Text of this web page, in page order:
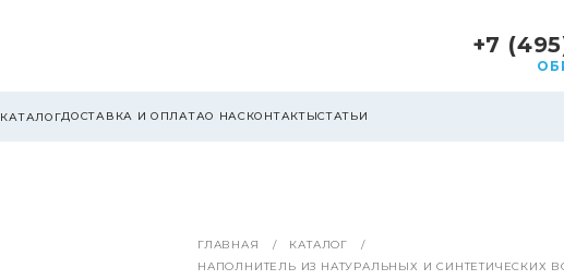
+7
КАТАЛОГДОСТАВКА И ОПЛАТАО НАС КОНТАКТЫСТАТЬИ
ГЛАВНАЯ
КАТАЛОГ
НАПОЛНИТЕЛЬ ИЗ НАТУРАЛЬНЫХ И СИНТЕТИЧЕСКИХ